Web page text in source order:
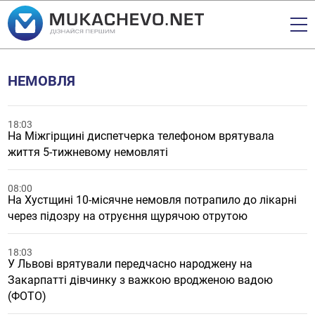
НЕМОВЛЯ
18:03
На Міжгірщині диспетчерка телефоном врятувала
життя 5-тижневому немовляті
08:00
На Хустщині 10-місячне немовля потрапило до лікарні
через підозру на отруєння щурячою отрутою
18:03
У Львові врятували передчасно народжену на
Закарпатті дівчинку з важкою вродженою вадою
(ФОТО)